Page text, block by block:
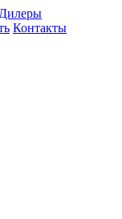
Дилеры
Контакты